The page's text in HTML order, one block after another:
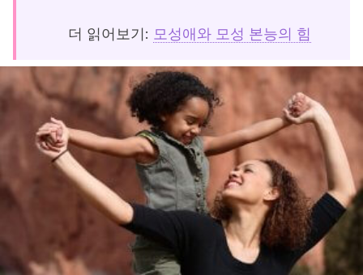
더 읽어보기: 모성애와 모성 본능의 힘